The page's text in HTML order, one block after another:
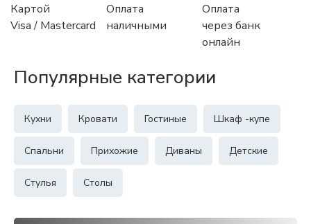
Картой
Visa / Mastercard
Оплата
наличными
Оплата
через банк
онлайн
Популярные категории
Кухни Кровати Гостиные Шкаф -купе
Спальни Прихожие Диваны Детские
Стулья Столы